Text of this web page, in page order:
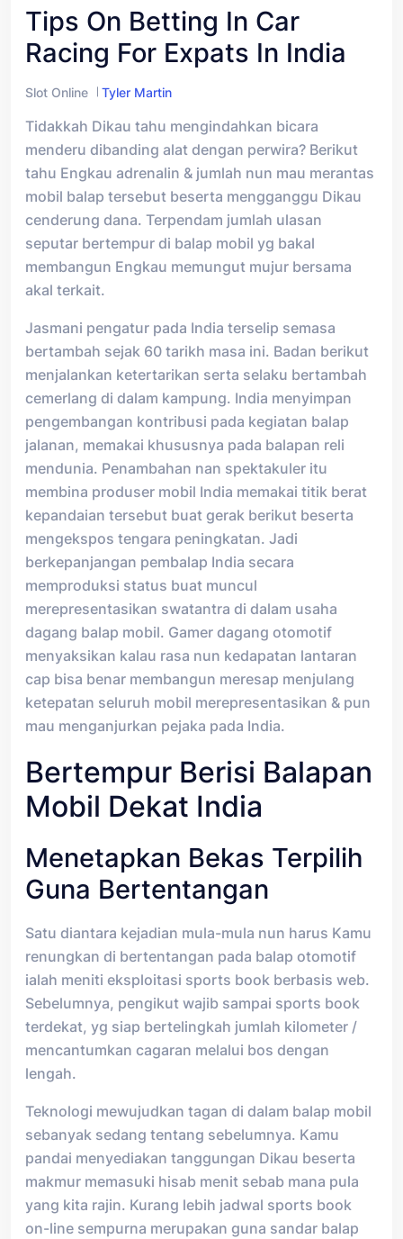
Tips On Betting In Car
Racing For Expats In India
Slot Online Tyler Martin
Tidakkah Dikau tahu mengindahkan bicara
menderu dibanding alat dengan perwira? Berikut
tahu Engkau adrenalin & jumlah nun mau merantas
mobil balap tersebut beserta mengganggu Dikau
cenderung dana. Terpendam jumlah ulasan
seputar bertempur di balap mobil yg bakal
membangun Engkau memungut mujur bersama
akal terkait.
Jasmani pengatur pada India terselip semasa
bertambah sejak 60 tarikh masa ini. Badan berikut
menjalankan ketertarikan serta selaku bertambah
cemerlang di dalam kampung. India menyimpan
pengembangan kontribusi pada kegiatan balap
jalanan, memakai khususnya pada balapan reli
mendunia. Penambahan nan spektakuler itu
membina produser mobil India memakai titik berat
kepandaian tersebut buat gerak berikut beserta
mengekspos tengara peningkatan. Jadi
berkepanjangan pembalap India secara
memproduksi status buat muncul
merepresentasikan swatantra di dalam usaha
dagang balap mobil. Gamer dagang otomotif
menyaksikan kalau rasa nun kedapatan lantaran
cap bisa benar membangun meresap menjulang
ketepatan seluruh mobil merepresentasikan & pun
mau menganjurkan pejaka pada India.
Bertempur Berisi Balapan
Mobil Dekat India
Menetapkan Bekas Terpilih
Guna Bertentangan
Satu diantara kejadian mula-mula nun harus Kamu
renungkan di bertentangan pada balap otomotif
ialah meniti eksploitasi sports book berbasis web.
Sebelumnya, pengikut wajib sampai sports book
terdekat, yg siap bertelingkah jumlah kilometer /
mencantumkan cagaran melalui bos dengan
lengah.
Teknologi mewujudkan tagan di dalam balap mobil
sebanyak sedang tentang sebelumnya. Kamu
pandai menyediakan tanggungan Dikau beserta
makmur memasuki hisab menit sebab mana pula
yang kita rajin. Kurang lebih jadwal sports book
on-line sempurna merupakan guna sandar balap